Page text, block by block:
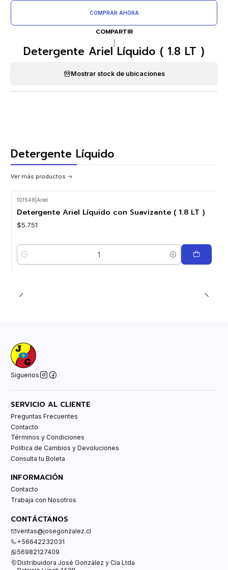
COMPRAR AHORA
COMPARTIR
Detergente Ariel Líquido ( 1.8 LT )
Mostrar stock de ubicaciones
Detergente Líquido
Ver más productos
101548 Ariel
Detergente Ariel Líquido con Suavizante ( 1.8 LT )
$5.751
Cantidad
Síguenos
SERVICIO AL CLIENTE
Preguntas Frecuentes
Contacto
Términos y Condiciones
Política de Cambios y Devoluciones
Consulta tu Boleta
INFORMACIÓN
Contacto
Trabaja con Nosotros
CONTÁCTANOS
ventas@josegonzalez.cl
+56642232031
56982127409
Distribuidora José González y Cía Ltda